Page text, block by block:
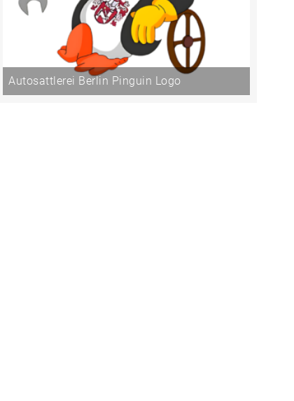
Autosattlerei Berlin Pinguin Logo